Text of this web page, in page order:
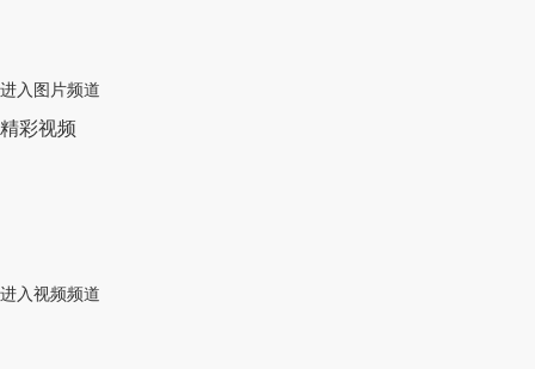
进入图片频道
精彩视频
进入视频频道